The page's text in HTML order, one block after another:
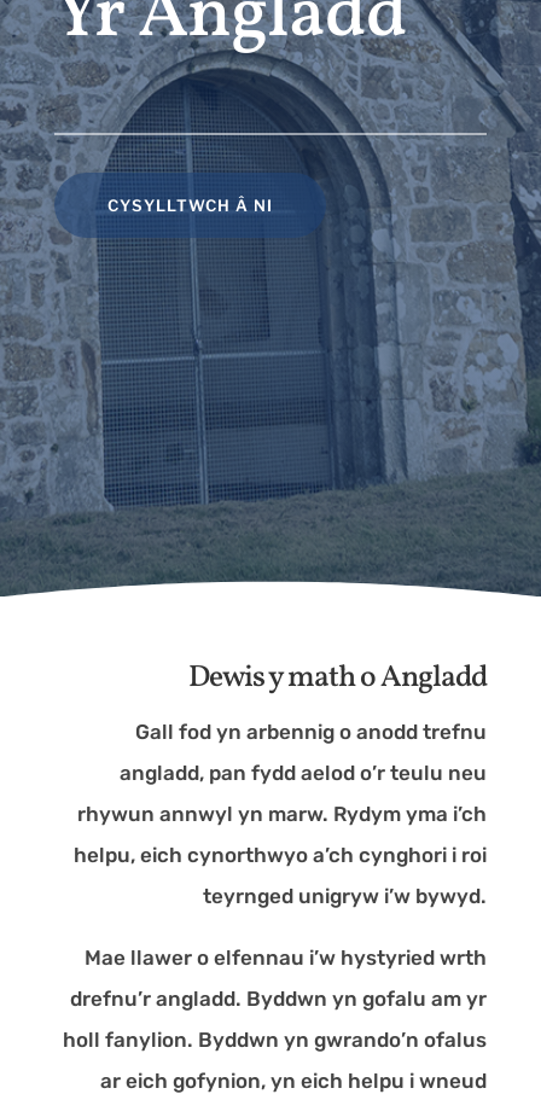
CYSYLLTWCH Â NI
Dewis y math o Angladd
Gall fod yn arbennig o anodd trefnu
angladd, pan fydd aelod o’r teulu neu
rhywun annwyl yn marw. Rydym yma i’ch
helpu, eich cynorthwyo a’ch cynghori i roi
teyrnged unigryw i’w bywyd.
Mae llawer o elfennau i’w hystyried wrth
drefnu’r angladd. Byddwn yn gofalu am yr
holl fanylion. Byddwn yn gwrando’n ofalus
ar eich gofynion, yn eich helpu i wneud